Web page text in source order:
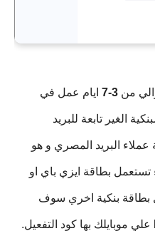
من 3-7 ايام عمل في
الغير تابعة للبريد
عملاء البريد المصري و هو
بطاقة ايزي باي او
بطاقة بنكية اخري سوف
علي موبايلك بها كود التفعيل.